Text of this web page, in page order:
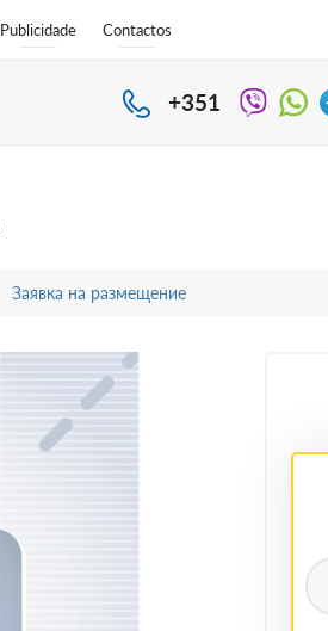
Publicidade Contactos
+351
Заявка на размещение